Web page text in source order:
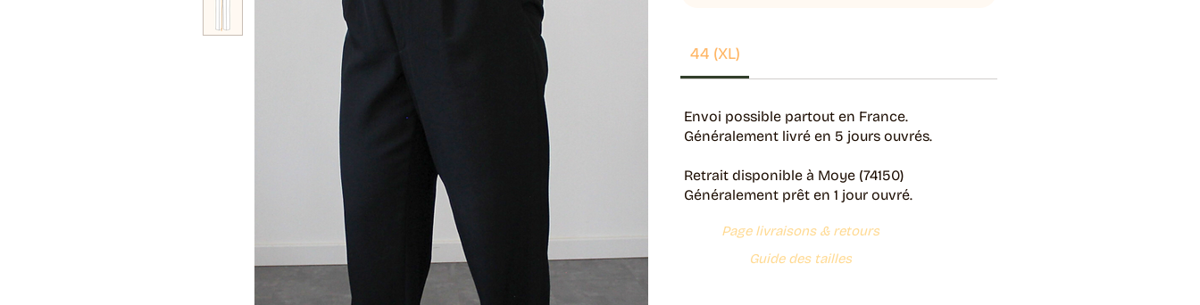
44 (XL)
Envoi possible partout en France.
Généralement livré en 5 jours ouvrés.
Retrait disponible à Moye (74150)
Généralement prêt en 1 jour ouvré.
Page livraisons & retours
Guide des tailles